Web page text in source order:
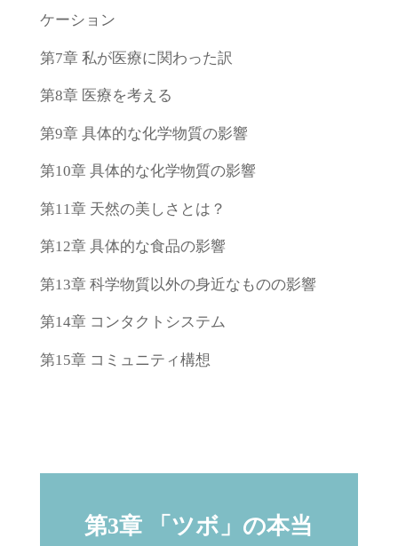
ケーション
第7章 私が医療に関わった訳
第8章 医療を考える
第9章 具体的な化学物質の影響
第10章 具体的な化学物質の影響
第11章 天然の美しさとは？
第12章 具体的な食品の影響
第13章 科学物質以外の身近なものの影響
第14章 コンタクトシステム
第15章 コミュニティ構想
第3章 「ツボ」の本当